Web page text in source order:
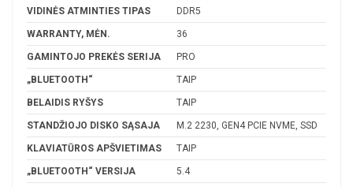
VIDINĖS ATMINTIES TIPAS DDR5
WARRANTY, MĖN. 36
GAMINTOJO PREKĖS SERIJA PRO
„BLUETOOTH“ TAIP
BELAIDIS RYŠYS TAIP
STANDŽIOJO DISKO SĄSAJA M.2 2230, GEN4 PCIE NVME, SSD
KLAVIATŪROS APŠVIETIMAS TAIP
„BLUETOOTH“ VERSIJA 5.4